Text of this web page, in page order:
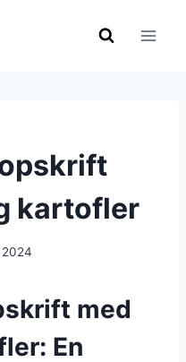
kartofler
med
En